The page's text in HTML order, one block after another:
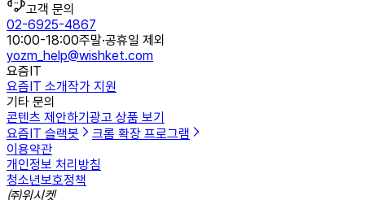
고객 문의
02-6925-4867
10:00-18:00주말·공휴일 제외
yozm_help@wishket.com
요즘IT
요즘IT 소개작가 지원
기타 문의
콘텐츠 제안하기광고 상품 보기
요즘IT 슬랙봇
크롬 확장 프로그램
이용약관
개인정보 처리방침
청소년보호정책
㈜위시켓